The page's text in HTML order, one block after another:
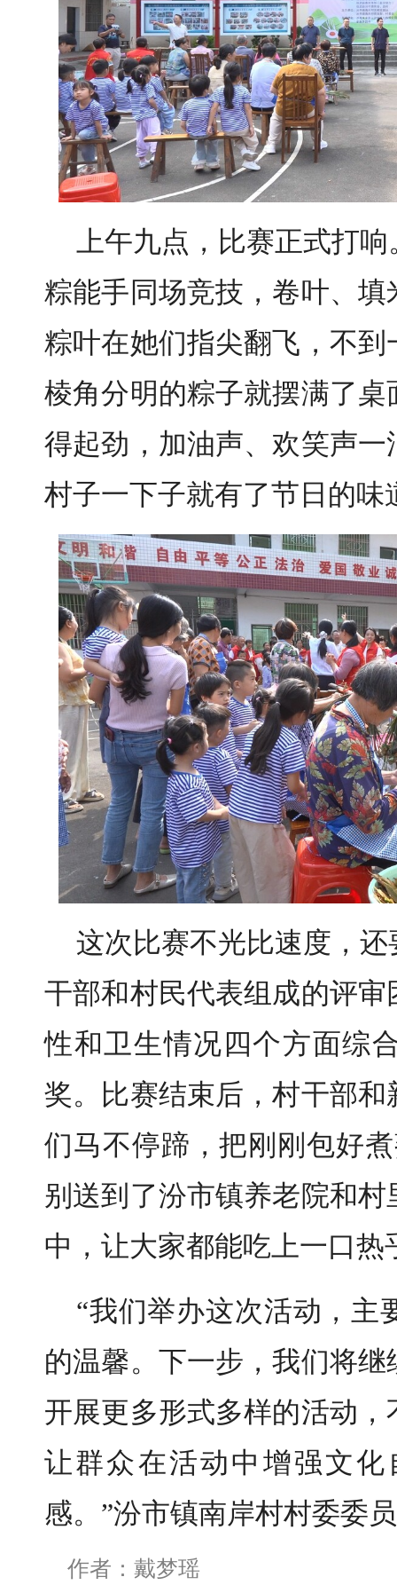
上午九点，比赛正式打
粽能手同场竞技，卷叶、
粽叶在她们指尖翻飞，不
棱角分明的粽子就摆满了
得起劲，加油声、欢笑声
村子一下子就有了节日的味
这次比赛不光比速度，
干部和村民代表组成的评
性和卫生情况四个方面综
奖。比赛结束后，村干部
们马不停蹄，把刚刚包好
别送到了汾市镇养老院和
中，让大家都能吃上一口热
“我们举办这次活动，主
的温馨。下一步，我们将
开展更多形式多样的活动
让群众在活动中增强文
感。”汾市镇南岸村村委委
作者：戴梦瑶